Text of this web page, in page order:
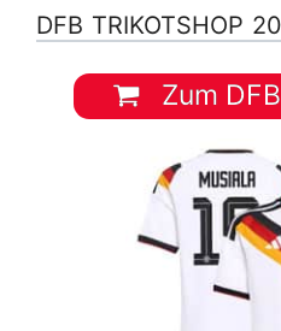
DFB TRIKOTSHOP
Zum